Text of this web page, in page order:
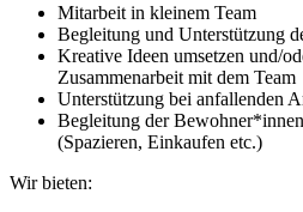
Mitarbeit in kleinem Team
Begleitung und Unterstützung
Kreative Ideen umsetzen und/
Zusammenarbeit mit dem Team
Unterstützung bei anfallenden
Begleitung der
(Spazieren, Einkaufen etc.)
Wir bieten: